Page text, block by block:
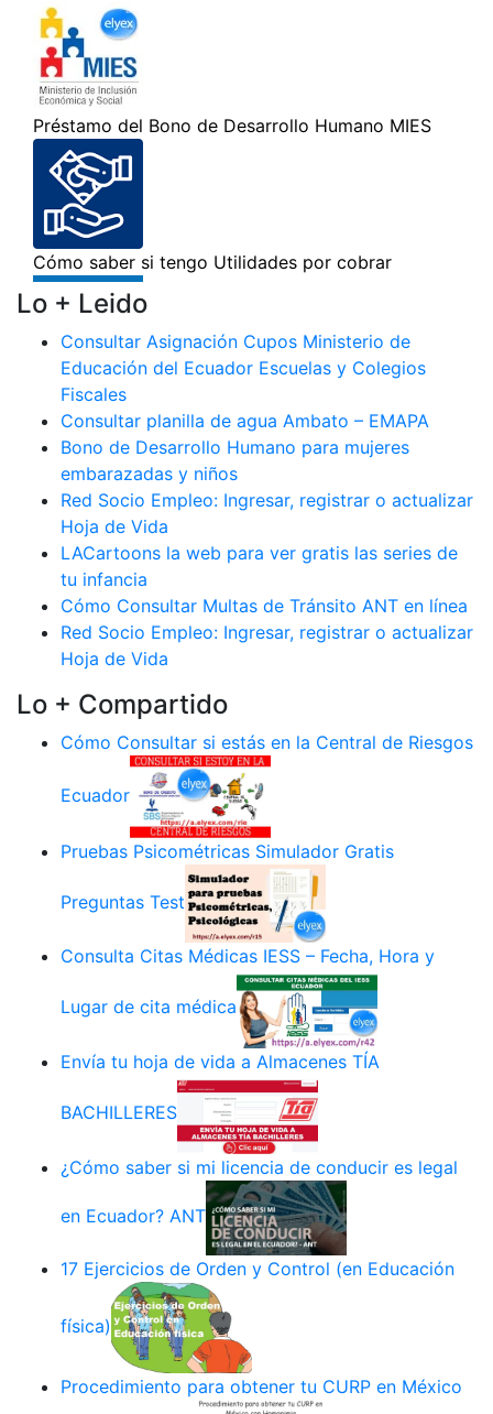
Lo + Leido
Consultar Asignación Cupos Ministerio de
Educación del Ecuador Escuelas y Colegios
Fiscales
Consultar planilla de agua Ambato – EMAPA
Bono de Desarrollo Humano para mujeres
embarazadas y niños
Red Socio Empleo: Ingresar, registrar o actualizar
Hoja de Vida
LACartoons la web para ver gratis las series de
tu infancia
Cómo Consultar Multas de Tránsito ANT en línea
Red Socio Empleo: Ingresar, registrar o actualizar
Hoja de Vida
Lo + Compartido
Cómo Consultar si estás en la Central de Riesgos
Ecuador
Pruebas Psicométricas Simulador Gratis
Preguntas Test
Consulta Citas Médicas IESS – Fecha, Hora y
Lugar de cita médica
Envía tu hoja de vida a Almacenes TÍA
BACHILLERES
¿Cómo saber si mi licencia de conducir es legal
en Ecuador? ANT
17 Ejercicios de Orden y Control (en Educación
física)
Procedimiento para obtener tu CURP en México